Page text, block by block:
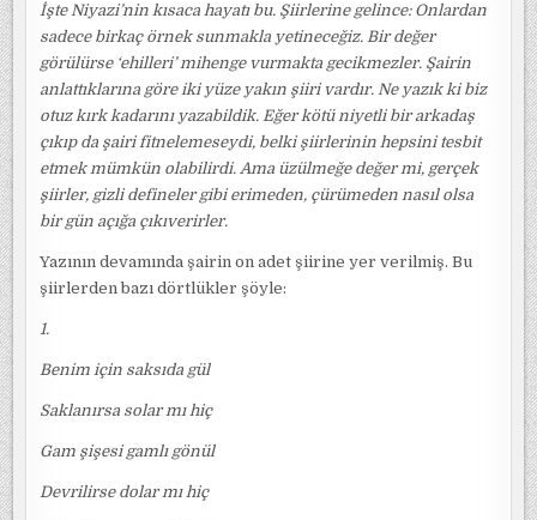
İşte Niyazi’nin kısaca hayatı bu. Şiirlerine gelince: Onlardan
sadece birkaç örnek sunmakla yetineceğiz. Bir değer
görülürse ‘ehilleri’ mihenge vurmakta gecikmezler. Şairin
anlattıklarına göre iki yüze yakın şiiri vardır. Ne yazık ki biz
otuz kırk kadarını yazabildik. Eğer kötü niyetli bir arkadaş
çıkıp da şairi fitnelemeseydi, belki şiirlerinin hepsini tesbit
etmek mümkün olabilirdi. Ama üzülmeğe değer mi, gerçek
şiirler, gizli defineler gibi erimeden, çürümeden nasıl olsa
bir gün açığa çıkıverirler.
Yazının devamında şairin on adet şiirine yer verilmiş. Bu
şiirlerden bazı dörtlükler şöyle:
1.
Benim için saksıda gül
Saklanırsa solar mı hiç
Gam şişesi gamlı gönül
Devrilirse dolar mı hiç